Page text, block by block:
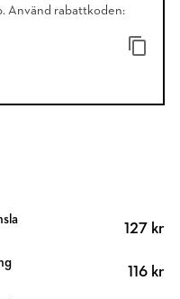
Använd rabattkoden:
127 kr
116 kr